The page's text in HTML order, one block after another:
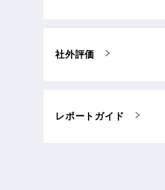
社外評価
レポートガイド